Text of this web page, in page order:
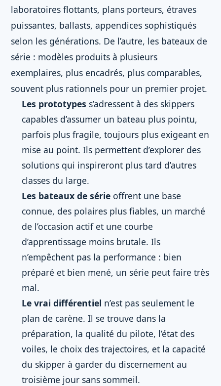
laboratoires flottants, plans porteurs, étraves
puissantes, ballasts, appendices sophistiqués
selon les générations. De l’autre, les bateaux de
série : modèles produits à plusieurs
exemplaires, plus encadrés, plus comparables,
souvent plus rationnels pour un premier projet.
Les prototypes s’adressent à des skippers
capables d’assumer un bateau plus pointu,
parfois plus fragile, toujours plus exigeant en
mise au point. Ils permettent d’explorer des
solutions qui inspireront plus tard d’autres
classes du large.
Les bateaux de série offrent une base
connue, des polaires plus fiables, un marché
de l’occasion actif et une courbe
d’apprentissage moins brutale. Ils
n’empêchent pas la performance : bien
préparé et bien mené, un série peut faire très
mal.
Le vrai différentiel n’est pas seulement le
plan de carène. Il se trouve dans la
préparation, la qualité du pilote, l’état des
voiles, le choix des trajectoires, et la capacité
du skipper à garder du discernement au
troisième jour sans sommeil.